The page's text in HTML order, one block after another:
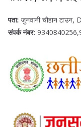
पता: जुनवानी चौहान टाउन,
संपर्क नंबर: